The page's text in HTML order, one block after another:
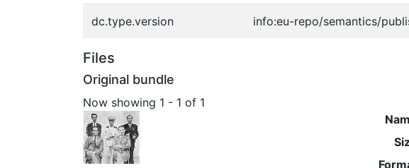
dc.type.version info:eu-repo/semantics/
Files
Original bundle
Now showing 1 - 1 of 1